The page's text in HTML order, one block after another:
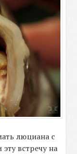
люциана с
встречу на